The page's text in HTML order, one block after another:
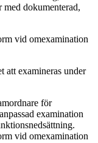
med dokumenterad,
vid omexamination
att examineras under
för
examination
vid omexamination